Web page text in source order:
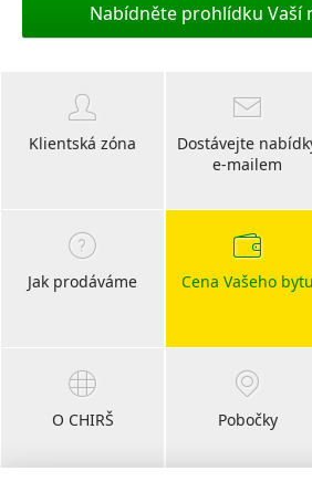
Nabídněte prohlídku Vaší
Klientská zóna
Dostávejte
e-mailem
Jak prodáváme Cena Vašeho bytu
O CHIRŠ Pobočky